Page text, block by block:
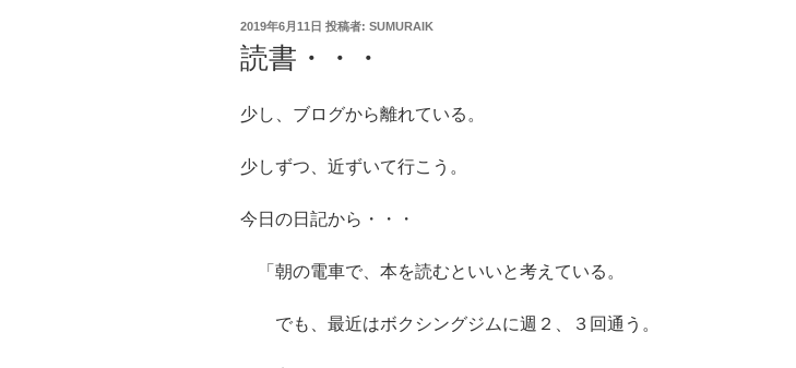
投
稿
日:
2019年6月11日 投稿者: SUMURAIK
読書・・・
少し、ブログから離れている。
少しずつ、近ずいて行こう。
今日の日記から・・・
「朝の電車で、本を読むといいと考えている。
でも、最近はボクシングジムに週２、３回通う。